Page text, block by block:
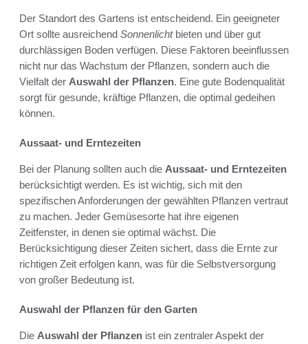
Der Standort des Gartens ist entscheidend. Ein geeigneter
Ort sollte ausreichend Sonnenlichtbieten und über gut
durchlässigen Boden verfügen. Diese Faktoren beeinflussen
nicht nur das Wachstum der Pflanzen, sondern auch die
Vielfalt der Auswahl der Pflanzen. Eine gute Bodenqualität
sorgt für gesunde, kräftige Pflanzen, die optimal gedeihen
können.
Aussaat- und Erntezeiten
Bei der Planung sollten auch die Aussaat- und Erntezeiten
berücksichtigt werden. Es ist wichtig, sich mit den
spezifischen Anforderungen der gewählten Pflanzen vertraut
zu machen. Jeder Gemüsesorte hat ihre eigenen
Zeitfenster, in denen sie optimal wächst. Die
Berücksichtigung dieser Zeiten sichert, dass die Ernte zur
richtigen Zeit erfolgen kann, was für die Selbstversorgung
von großer Bedeutung ist.
Auswahl der Pflanzen für den Garten
Die Auswahl der Pflanzen ist ein zentraler Aspekt der